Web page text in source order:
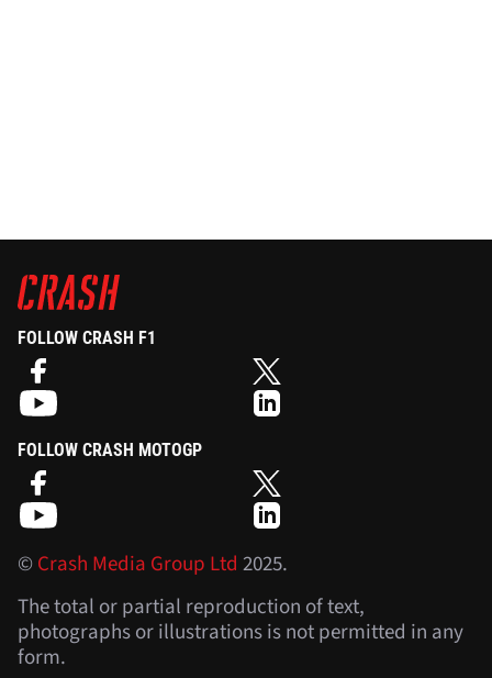
FOLLOW CRASH F1
FOLLOW CRASH MOTOGP
©Crash Media Group Ltd 2025.
The total or partial reproduction of text,
photographs or illustrations is not permitted in any
form.